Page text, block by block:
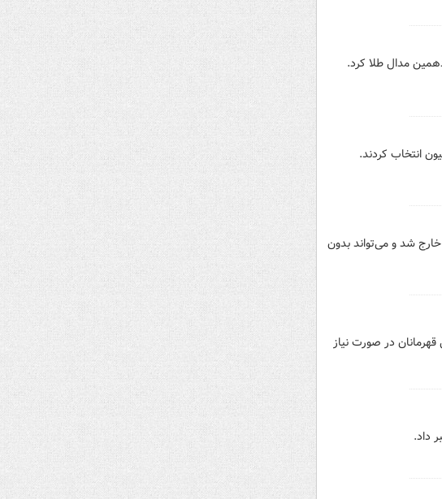
مدال طلا کرد.
انتخاب کردند.
خارج شد و می‌تواند بدون
در صورت نیاز
داد.